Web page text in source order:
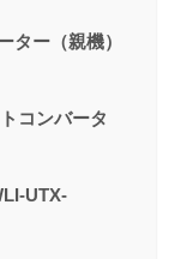
ター（親機）
コンバータ
UTX-